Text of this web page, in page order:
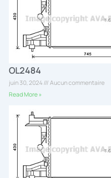
OL2484
juin 30, 2024
Aucun commentaire
Read More »